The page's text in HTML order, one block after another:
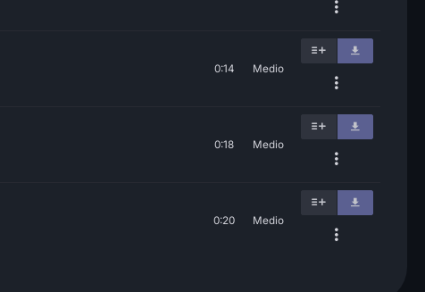
0:14 Medio
0:18 Medio
0:20 Medio